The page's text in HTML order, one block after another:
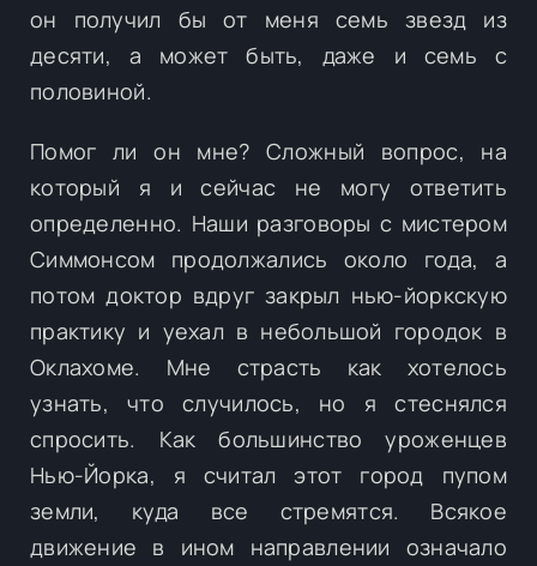
он получил бы от меня семь звезд из
десяти, а может быть, даже и семь с
половиной.
Помог ли он мне? Сложный вопрос, на
который я и сейчас не могу ответить
определенно. Наши разговоры с мистером
Симмонсом продолжались около года, а
потом доктор вдруг закрыл нью-йоркскую
практику и уехал в небольшой городок в
Оклахоме. Мне страсть как хотелось
узнать, что случилось, но я стеснялся
спросить. Как большинство уроженцев
Нью-Йорка, я считал этот город пупом
земли, куда все стремятся. Всякое
движение в ином направлении означало